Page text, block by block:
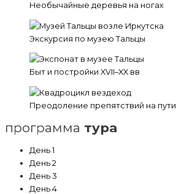
Необычайные деревья на ногах
Экскурсия по музею Тальцы
Быт и постройки XVII–XX вв
Преодоление препятствий на пути
программа тура
День 1
День 2
День 3
День 4